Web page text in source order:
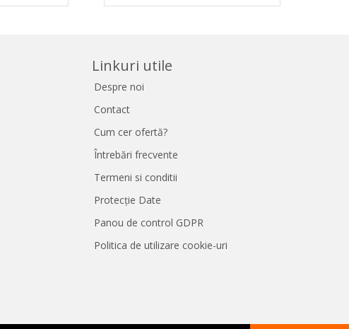
Linkuri utile
Despre noi
Contact
Cum cer ofertă?
Întrebări frecvente
Termeni si conditii
Protecție Date
Panou de control GDPR
Politica de utilizare cookie-uri